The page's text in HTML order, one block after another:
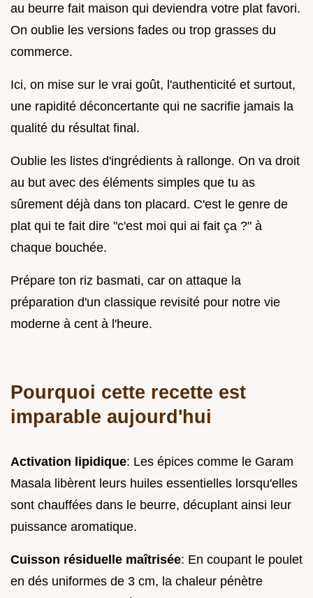
au beurre fait maison qui deviendra votre plat favori.
On oublie les versions fades ou trop grasses du
commerce.
Ici, on mise sur le vrai goût, l'authenticité et surtout,
une rapidité déconcertante qui ne sacrifie jamais la
qualité du résultat final.
Oublie les listes d'ingrédients à rallonge. On va droit
au but avec des éléments simples que tu as
sûrement déjà dans ton placard. C'est le genre de
plat qui te fait dire "c'est moi qui ai fait ça ?" à
chaque bouchée.
Prépare ton riz basmati, car on attaque la
préparation d'un classique revisité pour notre vie
moderne à cent à l'heure.
Pourquoi cette recette est
imparable aujourd'hui
Activation lipidique: Les épices comme le Garam
Masala libèrent leurs huiles essentielles lorsqu'elles
sont chauffées dans le beurre, décuplant ainsi leur
puissance aromatique.
Cuisson résiduelle maîtrisée: En coupant le poulet
en dés uniformes de 3 cm, la chaleur pénètre